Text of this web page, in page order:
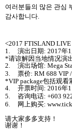
여러분들의 많은 관심
감사합니다.
<2017 FTISLAND
1.
演出日期: 2017年1
*请谅解因当地情况演
2.
演出场馆: Mega
3.
票价: RM 688 VIP
*VIP package包括观看
4.
开票时间: 2016年
5.
咨询电话: +603
6.
网上购买:
请大家多多支持 ！
谢谢 ！